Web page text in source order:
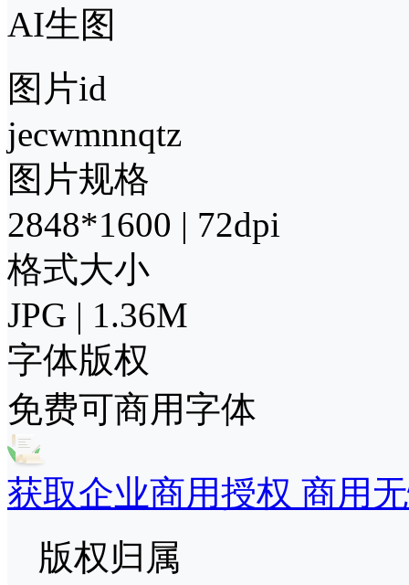
AI生图
图片id
jecwmnnqtz
图片规格
2848*1600 | 72dpi
格式大小
JPG | 1.36M
字体版权
免费可商用字体
获取企业商用授权 商用
版权归属